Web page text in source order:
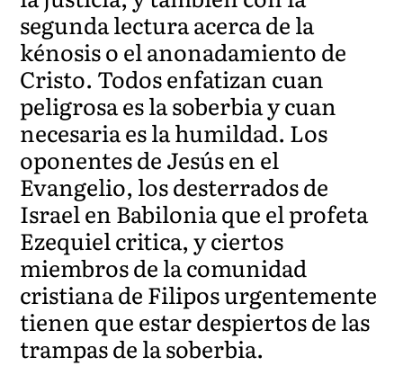
segunda lectura acerca de la
kénosis o el anonadamiento de
Cristo. Todos enfatizan cuan
peligrosa es la soberbia y cuan
necesaria es la humildad. Los
oponentes de Jesús en el
Evangelio, los desterrados de
Israel en Babilonia que el profeta
Ezequiel critica, y ciertos
miembros de la comunidad
cristiana de Filipos urgentemente
tienen que estar despiertos de las
trampas de la soberbia.